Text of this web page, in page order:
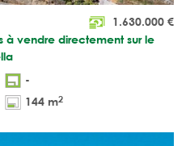
1.630.000 €
à vendre directement sur le
-
144 m2